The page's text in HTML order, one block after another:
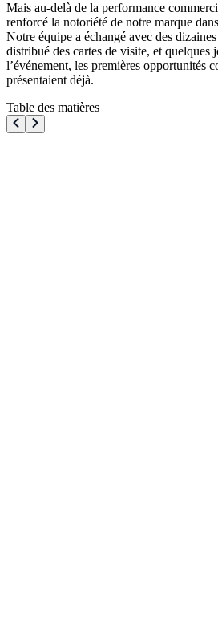
Mais au-delà de la performance
renforcé la notoriété de notre marque
Notre équipe a échangé avec des
distribué des cartes de visite, et quelques
l’événement, les premières opportunités
présentaient déjà.
Table des matières